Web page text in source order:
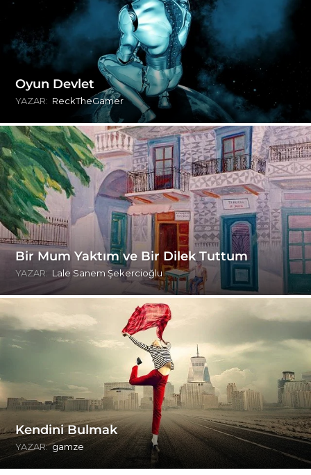
Oyun Devlet
YAZAR: ReckTheGamer
Bir Mum Yaktım ve Bir Dilek Tuttum
YAZAR: Lale Sanem Şekercioğlu
Kendini Bulmak
YAZAR: gamze